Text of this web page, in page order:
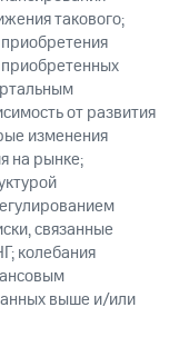
такового;
от развития
изменения
на рынке;
связанные
колебания
выше и/или